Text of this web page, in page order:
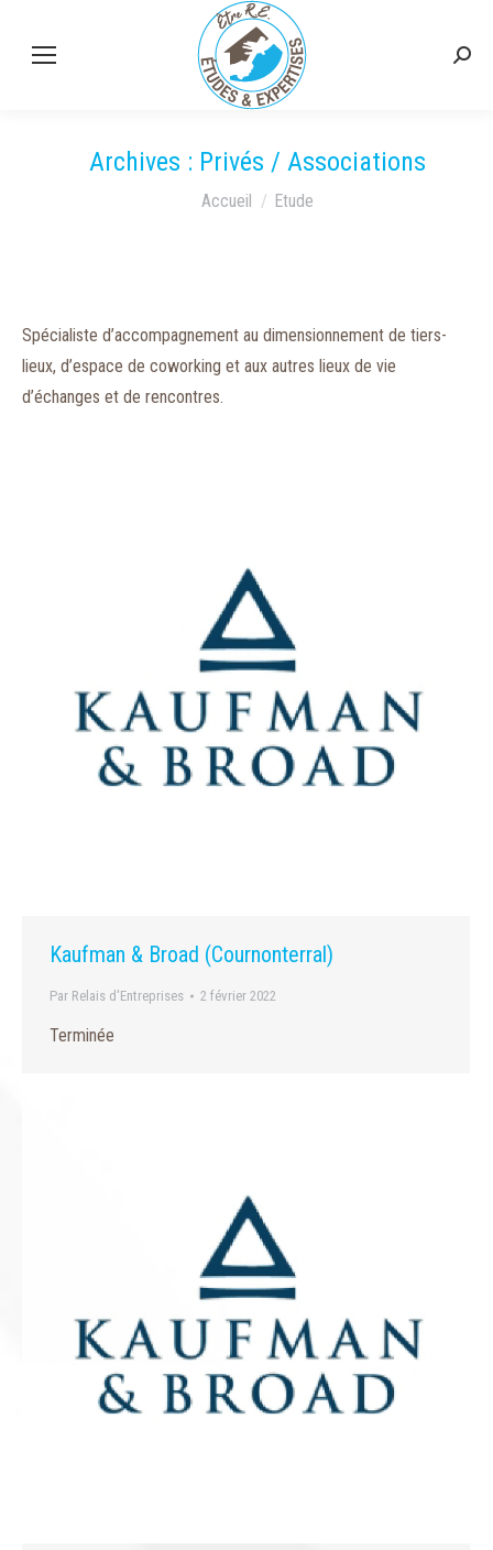
Archives : Privés / Associations
Vous êtes ici :
Accueil Etude
Spécialiste d’accompagnement au dimensionnement de tiers-
lieux, d’espace de coworking et aux autres lieux de vie
d’échanges et de rencontres.
Kaufman & Broad (Cournonterral)
Par Relais d'Entreprises 2 février 2022
Terminée